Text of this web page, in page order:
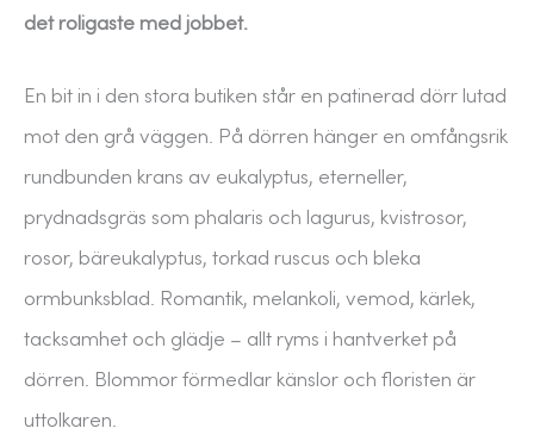
det roligaste med jobbet.
En bit in i den stora butiken står en patinerad dörr lutad
mot den grå väggen. På dörren hänger en omfångsrik
rundbunden krans av eukalyptus, eterneller,
prydnadsgräs som phalaris och lagurus, kvistrosor,
rosor, bäreukalyptus, torkad ruscus och bleka
ormbunksblad. Romantik, melankoli, vemod, kärlek,
tacksamhet och glädje – allt ryms i hantverket på
dörren. Blommor förmedlar känslor och floristen är
uttolkaren.